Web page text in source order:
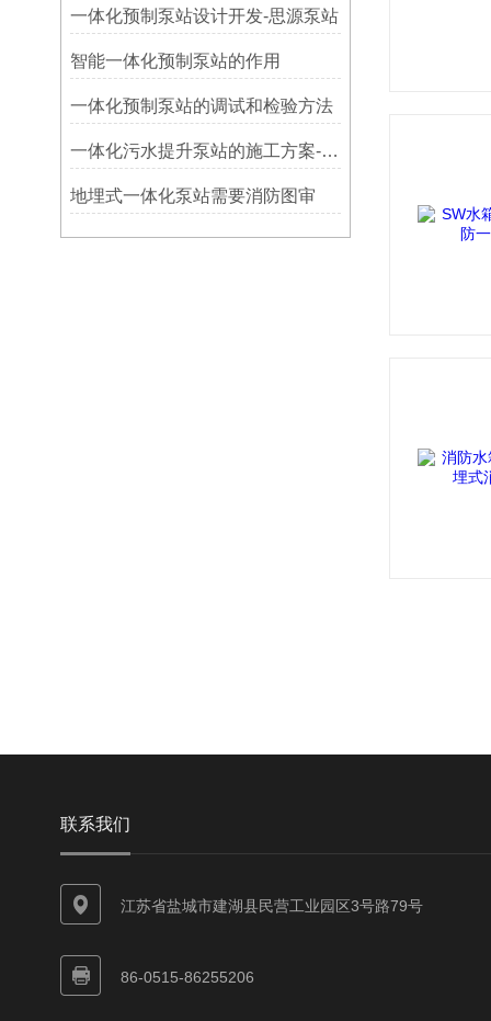
一体化预制泵站设计开发-思源泵站
智能一体化预制泵站的作用
​一体化预制泵站的调试和检验方法
一体化污水提升泵站的施工方案-思源
地埋式一体化泵站需要消防图审
联系我们
江苏省盐城市建湖县民营工业园区3号路79号
86-0515-86255206